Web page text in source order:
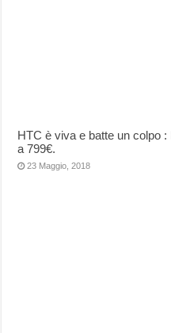
HTC è viva e batte un colpo
a 799€.
23 Maggio, 2018